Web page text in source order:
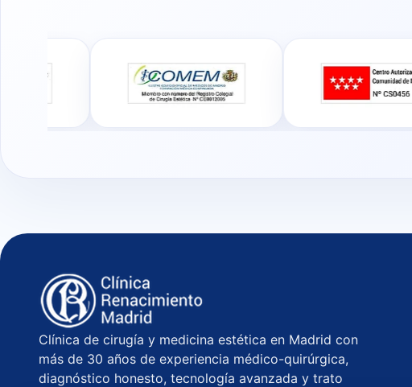
Clínica de cirugía y medicina estética en Madrid con
más de 30 años de experiencia médico-quirúrgica,
diagnóstico honesto, tecnología avanzada y trato